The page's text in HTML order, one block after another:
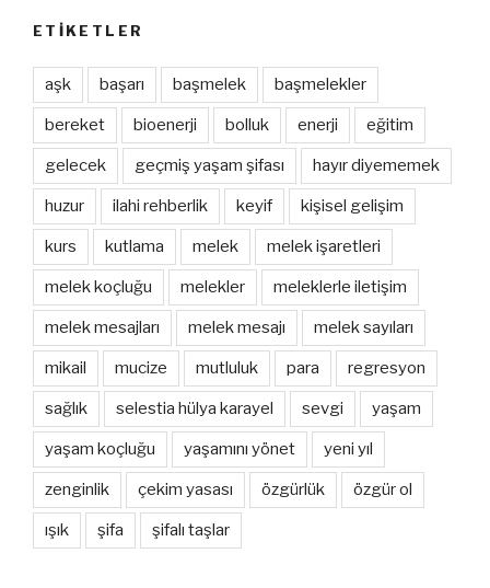
ETIKETLER
aşk başarı başmelek başmelekler
bereket bioenerji bolluk enerji eğitim
gelecek geçmiş yaşam şifası hayır diyememek
huzur ilahi rehberlik keyif kişisel gelişim
kurs kutlama melek melek işaretleri
melek koçluğu melekler meleklerle iletişim
melek mesajları melek mesajı melek sayıları
mikail mucize mutluluk para regresyon
sağlık selestia hülya karayel sevgi yaşam
yaşam koçluğu yaşamını yönet yeni yıl
zenginlik çekim yasası özgürlük özgür ol
ışık şifa şifalı taşlar